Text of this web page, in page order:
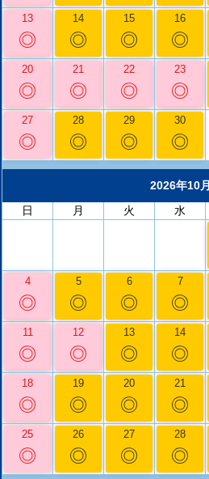
13
◎
14
◎
15
◎
16
◎
20
◎
21
◎
22
◎
23
◎
27
◎
28
◎
29
◎
30
◎
2026年10月
日
月 火 水
4
◎
5
◎
6
◎
7
◎
11
◎
12
◎
13
◎
14
◎
18
◎
19
◎
20
◎
21
◎
25
◎
26
◎
27
◎
28
◎